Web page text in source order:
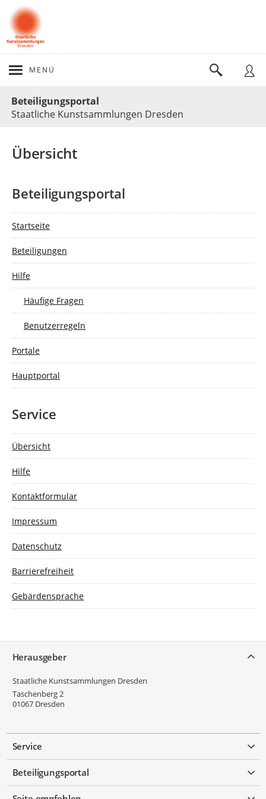
MENÜ
Beteiligungsportal
Staatliche Kunstsammlungen Dresden
Übersicht
Beteiligungsportal
Startseite
Beteiligungen
Hilfe
Häufige Fragen
Benutzerregeln
Portale
Hauptportal
Service
Übersicht
Hilfe
Kontaktformular
Impressum
Datenschutz
Barrierefreiheit
Gebärdensprache
Herausgeber
Staatliche Kunstsammlungen Dresden
Taschenberg 2
01067 Dresden
Service
Beteiligungsportal